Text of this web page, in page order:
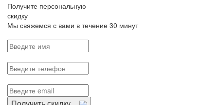
Получите персональную
скидку
Мы свяжемся с вами в течение 30 минут